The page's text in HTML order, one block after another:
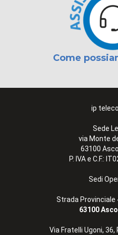
Come
ip
Sede
via Monte
63100
P. IVA e C.F.:
Sedi
Strada Provinciale
63100
Via Fratelli Ugoni,